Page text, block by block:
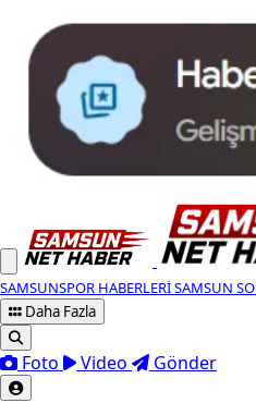
SAMSUNSPOR HABERLERISAMSUN
Daha Fazla
Foto Video Gönder